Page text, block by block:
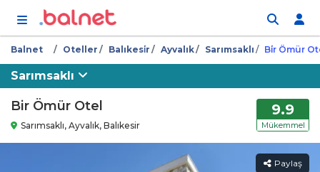
Balnet Oteller Balıkesi̇r Ayvalık Sarımsaklı Bi̇r Ömür
Sarımsaklı
Bir Ömür Otel
Sarımsaklı, Ayvalık, Balıkesir
9.9
Mükemmel
Paylaş